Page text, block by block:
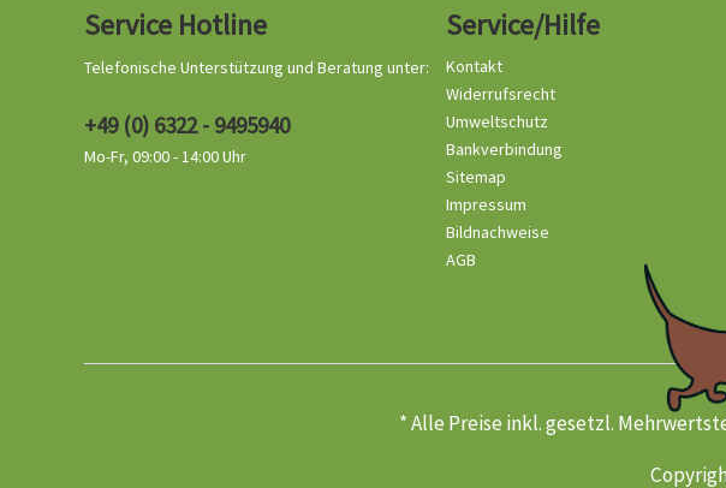
Service Hotline
Telefonische Unterstützung und Beratung unter:
+49 (0) 6322 - 9495940
Mo-Fr, 09:00 - 14:00 Uhr
Service/Hilfe
Kontakt
Widerrufsrecht
Umweltschutz
Bankverbindung
Sitemap
Impressum
Bildnachweise
AGB
* Alle Preise inkl. gesetzl.